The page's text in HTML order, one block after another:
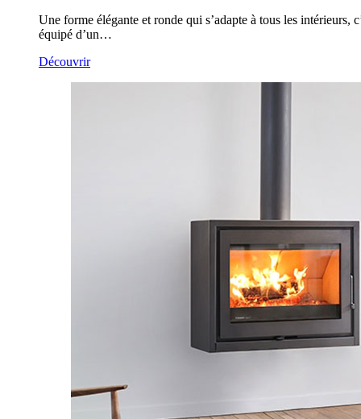
Une forme élégante et ronde qui s’adapte à tous les intérieurs,
équipé d’un…
Découvrir